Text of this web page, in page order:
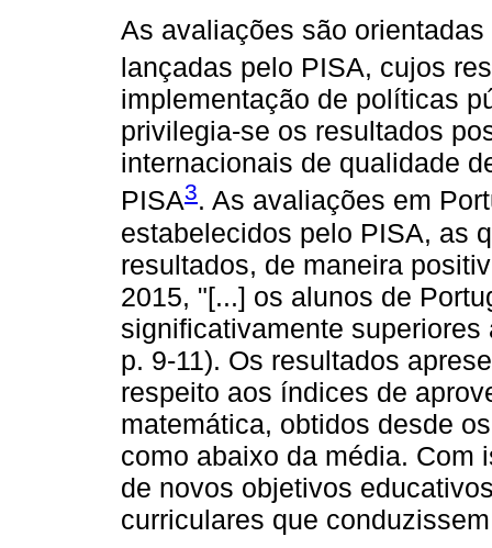
As avaliações são
lançadas pelo PISA, cujos
implementação de políticas
privilegia-se os resultados
internacionais de qualidade
PISA3. As avaliações em
estabelecidos pelo PISA, as
resultados, de maneira
2015, "[...] os alunos de
significativamente
p. 9-11). Os resultados
respeito aos índices de
matemática, obtidos desde
como abaixo da média. Com
de novos objetivos
curriculares que